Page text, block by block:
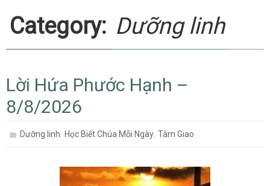
Category: Dưỡng linh
Lời Hứa Phước Hạnh –
8/8/2026
Dưỡng linh,Học Biết Chúa Mỗi Ngày,Tâm Giao